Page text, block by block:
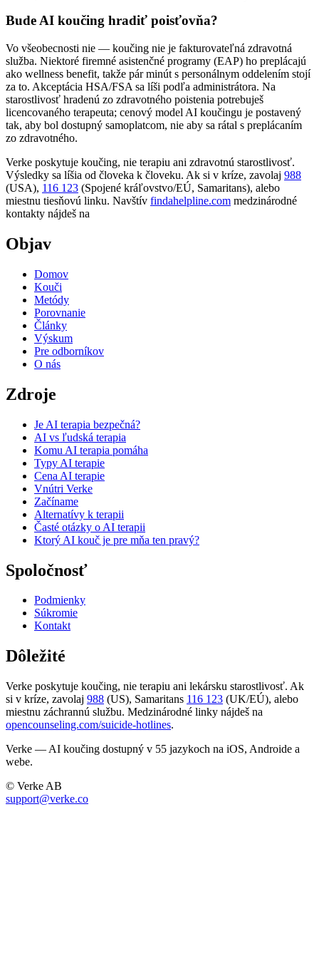
Bude AI koučing hradiť poisťovňa?
Vo všeobecnosti nie — koučing nie je fakturovateľná zdravotná
služba. Niektoré firemné asistenčné programy (EAP) ho preplácajú
ako wellness benefit, takže pár minút s personálnym oddelením stojí
za to. Akceptácia HSA/FSA sa líši podľa administrátora. Na
starostlivosť hradenú zo zdravotného poistenia potrebuješ
licencovaného terapeuta; cenový model AI koučingu je postavený
tak, aby bol dostupný samoplatcom, nie aby sa rátal s preplácaním
zo zdravotného.
Verke poskytuje koučing, nie terapiu ani zdravotnú starostlivosť.
Výsledky sa líšia od človeka k človeku. Ak si v kríze, zavolaj 988
(USA), 116 123 (Spojené kráľovstvo/EÚ, Samaritans), alebo
miestnu tiesňovú linku. Navštív findahelpline.com medzinárodné
kontakty nájdeš na
Objav
Domov
Kouči
Metódy
Porovnanie
Články
Výskum
Pre odborníkov
O nás
Zdroje
Je AI terapia bezpečná?
AI vs ľudská terapia
Komu AI terapia pomáha
Typy AI terapie
Cena AI terapie
Vnútri Verke
Začíname
Alternatívy k terapii
Časté otázky o AI terapii
Ktorý AI kouč je pre mňa ten pravý?
Spoločnosť
Podmienky
Súkromie
Kontakt
Dôležité
Verke poskytuje koučing, nie terapiu ani lekársku starostlivosť. Ak
si v kríze, zavolaj 988 (US), Samaritans 116 123 (UK/EÚ), alebo
miestnu záchrannú službu. Medzinárodné linky nájdeš na
opencounseling.com/suicide-hotlines.
Verke — AI koučing dostupný v 55 jazykoch na iOS, Androide a
webe.
© Verke AB
support@verke.co